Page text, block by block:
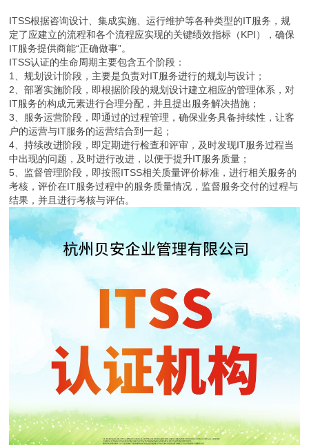
ITSS根据咨询设计、集成实施、运行维护等各种类型的IT服务，规
定了应建立的流程和各个流程应实现的关键绩效指标（KPI），确保
IT服务提供商能“正确做事”。
ITSS认证的生命周期主要包含五个阶段：
1、规划设计阶段，主要是负责对IT服务进行的规划与设计；
2、部署实施阶段，即根据阶段的规划设计建立相应的管理体系，对
IT服务的构成元素进行合理分配，并且提出服务解决措施；
3、服务运营阶段，即通过的过程管理，确保业务具备持续性，让客
户的运营与IT服务的运营结合到一起；
4、持续改进阶段，即定期进行检查和评审，及时发现IT服务过程当
中出现的问题，及时进行改进，以便于提升IT服务质量；
5、监督管理阶段，即按照ITSS相关质量评价标准，进行相关服务的
考核，评价在IT服务过程中的服务质量情况，监督服务交付的过程与
结果，并且进行考核与评估。